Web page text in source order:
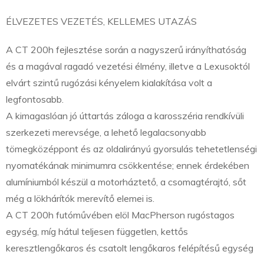
ÉLVEZETES VEZETÉS, KELLEMES UTAZÁS
A CT 200h fejlesztése során a nagyszerű irányíthatóság
és a magával ragadó vezetési élmény, illetve a Lexusoktól
elvárt szintű rugózási kényelem kialakítása volt a
legfontosabb.
A kimagaslóan jó úttartás záloga a karosszéria rendkívüli
szerkezeti merevsége, a lehető legalacsonyabb
tömegközéppont és az oldalirányú gyorsulás tehetetlenségi
nyomatékának minimumra csökkentése; ennek érdekében
alumíniumból készül a motorháztető, a csomagtérajtó, sőt
még a lökhárítók merevítő elemei is.
A CT 200h futóművében elöl MacPherson rugóstagos
egység, míg hátul teljesen független, kettős
keresztlengőkaros és csatolt lengőkaros felépítésű egység